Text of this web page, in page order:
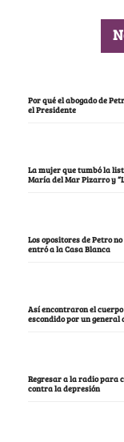
Por qué el abogado de
el Presidente
La mujer que tumbó la
María del Mar Pizarro y
Los opositores de Petro
entró a la Casa Blanca
Así encontraron el cuerpo
escondido por un general
Regresar a la radio para
contra la depresión